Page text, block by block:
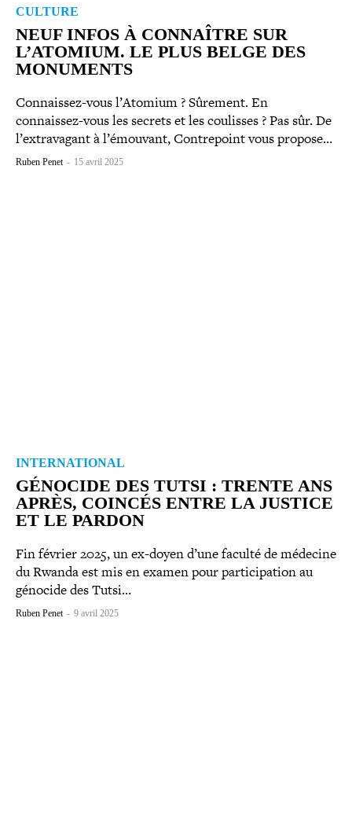
CULTURE
NEUF INFOS À CONNAÎTRE SUR
L’ATOMIUM. LE PLUS BELGE DES
MONUMENTS
Connaissez-​vous l’Atomium ? Sûrement. En
connaissez-​vous les secrets et les coulisses ? Pas sûr. De
l’ex­tra­va­gant à l’é­mou­vant, Contrepoint vous propose…
Ruben Penet - 15 avril 2025
INTERNATIONAL
GÉNOCIDE DES TUTSI : TRENTE ANS
APRÈS, COINCÉS ENTRE LA JUSTICE
ET LE PARDON
Fin février 2025, un ex-​doyen d’une faculté de médecine
du Rwanda est mis en examen pour par­ti­ci­pa­tion au
génocide des Tutsi…
Ruben Penet - 9 avril 2025